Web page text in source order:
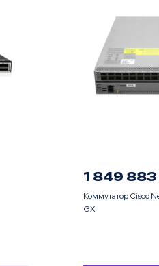
1 849 883
Коммутатор Cisco
GX